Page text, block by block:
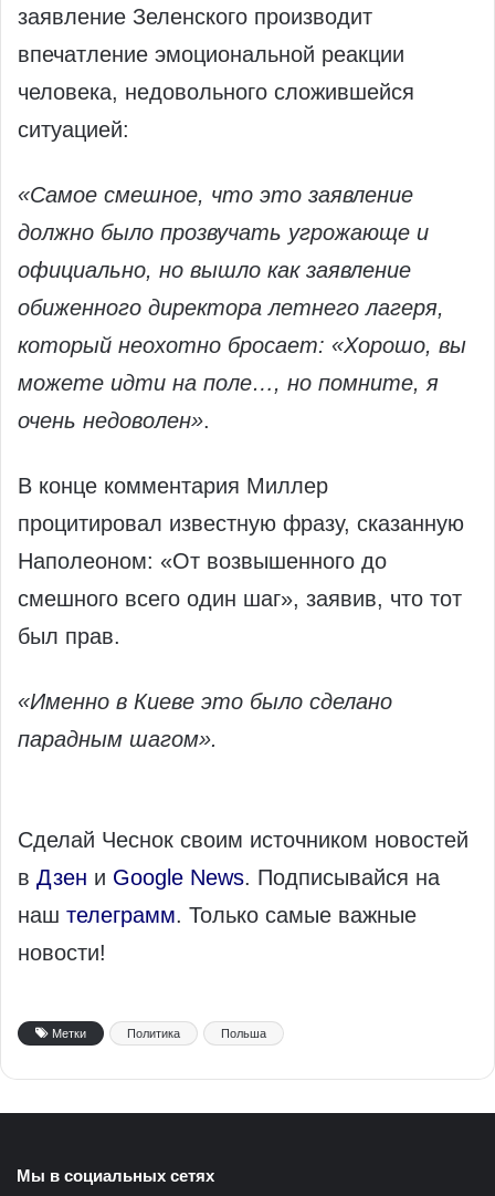
заявление Зеленского производит
впечатление эмоциональной реакции
человека, недовольного сложившейся
ситуацией:
«Самое смешное, что это заявление
должно было прозвучать угрожающе и
официально, но вышло как заявление
обиженного директора летнего лагеря,
который неохотно бросает: «Хорошо, вы
можете идти на поле…, но помните, я
очень недоволен».
В конце комментария Миллер
процитировал известную фразу, сказанную
Наполеоном: «От возвышенного до
смешного всего один шаг», заявив, что тот
был прав.
«Именно в Киеве это было сделано
парадным шагом».
Сделай Чеснок своим источником новостей
в Дзен и Google News. Подписывайся на
наш телеграмм. Только самые важные
новости!
Метки Политика Польша
Мы в социальных сетях